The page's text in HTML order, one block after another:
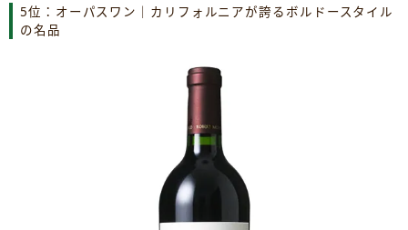
5位：オーパスワン｜カリフォルニアが誇るボルドースタイル
の名品